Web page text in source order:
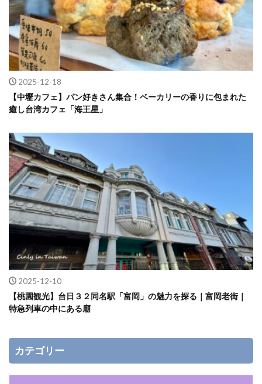
2025-12-18
【中壢カフェ】パン好きさん集合！ベーカリーの香りに包まれた
癒し台湾カフェ「海王星」
2025-12-10
【桃園観光】台日３２同名駅「富岡」の魅力を探る｜富岡老街｜
特急列車の中にある廟
カテゴリー